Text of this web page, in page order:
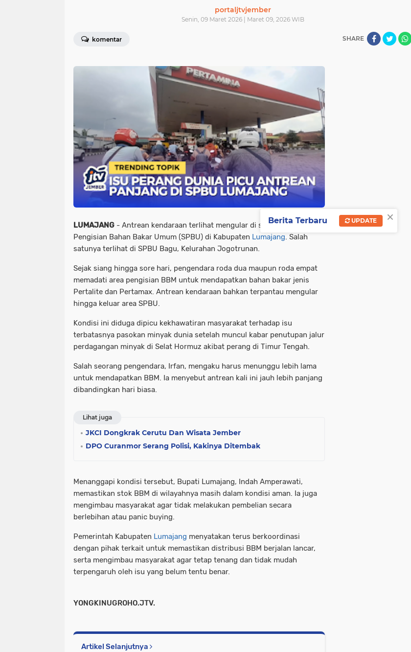
portaljtvjember
Senin, 09 Maret 2026 | Maret 09, 2026 WIB
komentar SHARE
LUMAJANG - Antrean kendaraan terlihat mengular di sejumlah Stasiun
Pengisian Bahan Bakar Umum (SPBU) di Kabupaten Lumajang. Salah
satunya terlihat di SPBU Bagu, Kelurahan Jogotrunan.
Sejak siang hingga sore hari, pengendara roda dua maupun roda empat
memadati area pengisian BBM untuk mendapatkan bahan bakar jenis
Pertalite dan Pertamax. Antrean kendaraan bahkan terpantau mengular
hingga keluar area SPBU.
Kondisi ini diduga dipicu kekhawatiran masyarakat terhadap isu
terbatasnya pasokan minyak dunia setelah muncul kabar penutupan jalur
perdagangan minyak di Selat Hormuz akibat perang di Timur Tengah.
Salah seorang pengendara, Irfan, mengaku harus menunggu lebih lama
untuk mendapatkan BBM. Ia menyebut antrean kali ini jauh lebih panjang
dibandingkan hari biasa.
Lihat juga
JKCI Dongkrak Cerutu Dan Wisata Jember
DPO Curanmor Serang Polisi, Kakinya Ditembak
Menanggapi kondisi tersebut, Bupati Lumajang, Indah Amperawati,
memastikan stok BBM di wilayahnya masih dalam kondisi aman. Ia juga
mengimbau masyarakat agar tidak melakukan pembelian secara
berlebihan atau panic buying.
Pemerintah Kabupaten Lumajang menyatakan terus berkoordinasi
dengan pihak terkait untuk memastikan distribusi BBM berjalan lancar,
serta mengimbau masyarakat agar tetap tenang dan tidak mudah
terpengaruh oleh isu yang belum tentu benar.
YONGKINUGROHO.JTV.
Artikel Selanjutnya
×
Berita Terbaru UPDATE